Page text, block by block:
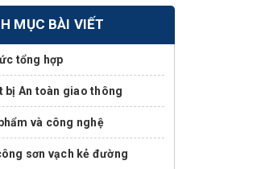
MỤC BÀI VIẾT
tổng hợp
bị An toàn giao thông
và công nghệ
sơn vạch kẻ đường